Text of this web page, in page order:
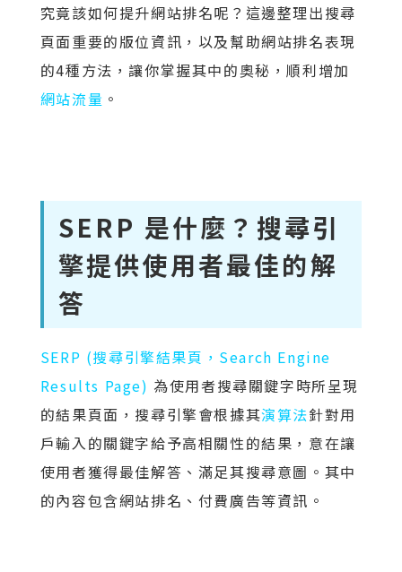
究竟該如何提升網站排名呢？這邊整理出搜尋
頁面重要的版位資訊，以及幫助網站排名表現
的4種方法，讓你掌握其中的奧秘，順利增加
網站流量 。
SERP 是什麼？搜尋引
擎提供使用者最佳的解
答
SERP (搜尋引擎結果頁，Search Engine
Results Page) 為使用者搜尋關鍵字時所呈現
的結果頁面，搜尋引擎會根據其演算法針對用
戶輸入的關鍵字給予高相關性的結果，意在讓
使用者獲得最佳解答、滿足其搜尋意圖。其中
的內容包含網站排名、付費廣告等資訊。